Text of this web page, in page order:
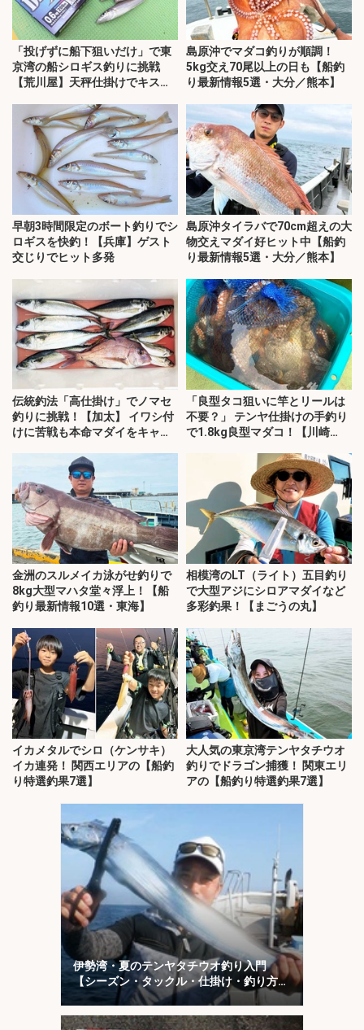
「投げずに船下狙いだけ」で東
京湾の船シロギス釣りに挑戦
【荒川屋】天秤仕掛けでキス約
島原沖でマダコ釣りが順調！
5kg交え70尾以上の日も【船釣
り最新情報5選・大分／熊本】
早朝3時間限定のボート釣りでシ
ロギスを快釣！【兵庫】ゲスト
交じりでヒット多発
島原沖タイラバで70cm超えの大
物交えマダイ好ヒット中【船釣
り最新情報5選・大分／熊本】
伝統釣法「高仕掛け」でノマセ
釣りに挑戦！【加太】 イワシ付
けに苦戦も本命マダイをキャッ
「良型タコ狙いに竿とリールは
不要？」 テンヤ仕掛けの手釣り
で1.8kg良型マダコ！【川崎
金洲のスルメイカ泳がせ釣りで
8kg大型マハタ堂々浮上！【船
釣り最新情報10選・東海】
相模湾のLT（ライト）五目釣り
で大型アジにシロアマダイなど
多彩釣果！【まごうの丸】
イカメタルでシロ（ケンサキ）
イカ連発！ 関西エリアの【船釣
り特選釣果7選】
大人気の東京湾テンヤタチウオ
釣りでドラゴン捕獲！ 関東エリ
アの【船釣り特選釣果7選】
伊勢湾・夏のテンヤタチウオ釣り入門
【シーズン・タックル・仕掛け・釣り方を
解説】